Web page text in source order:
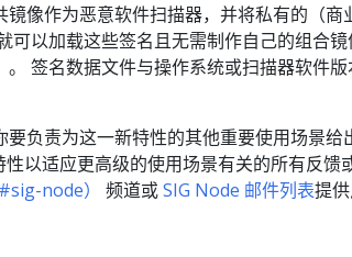
像作为恶意软件扫描器，并将私有的（商
可以加载这些签名且无需制作自己的组合镜
。 签名数据文件与操作系统或扫描器软件
负责为这一新特性的其他重要使用场景给
以适应更高级的使用场景有关的所有反馈
node） 频道或SIG Node 邮件列表提